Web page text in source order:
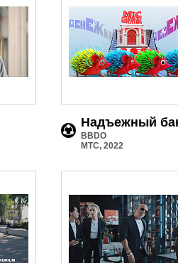
Надъежный
BBDO
МТС, 2022